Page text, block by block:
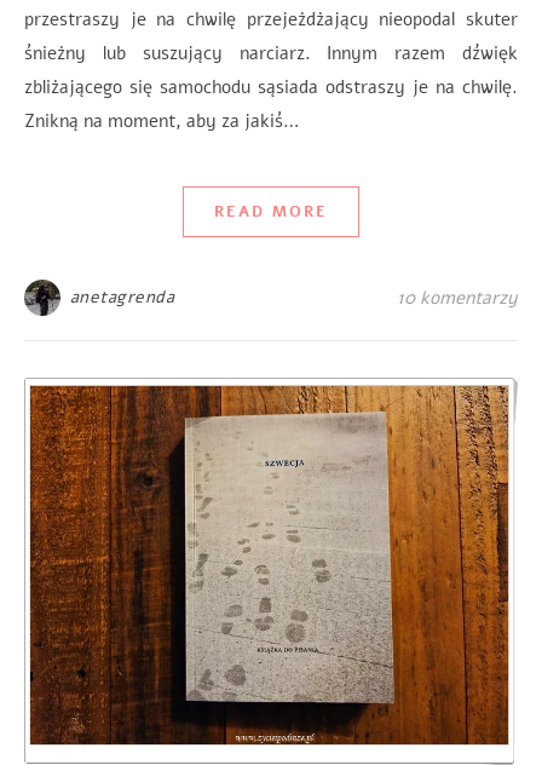
przestraszy je na chwilę przejeżdżający nieopodal skuter
śnieżny lub suszujący narciarz. Innym razem dźwięk
zbliżającego się samochodu sąsiada odstraszy je na chwilę.
Znikną na moment, aby za jakiś…
READ MORE
anetagrenda 10 komentarzy